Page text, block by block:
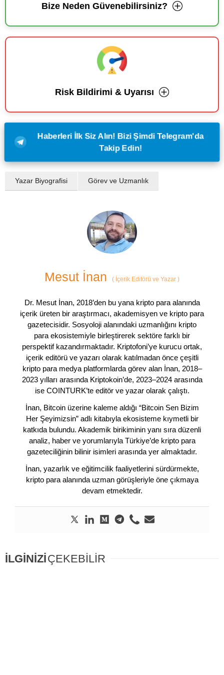
Bize Neden Güvenebilirsiniz?
Risk Bildirimi & Uyarısı
Haberleri İlk Siz Alın! Bizi Şimdi Telegram'da
Takip Edin!
Yazar Biyografisi Görev ve Uzmanlık
Mesut İnan ( İçerik Editörü ve Yazar )
Dr. Mesut İnan, 2018’den bu yana kripto para alanında
içerik üreten bir araştırmacı, akademisyen ve kripto para
gazetecisidir. Sosyoloji alanındaki uzmanlığını kripto
para ekosistemiyle birleştirerek sektöre farklı bir
perspektif kazandırmaktadır. Kriptofoni’ye kurucu ortak,
içerik editörü ve yazarı olarak katılmadan önce çeşitli
kripto para medya platformlarda görev alan İnan, 2018–
2023 yılları arasında Kriptokoin’de, 2023–2024 arasında
ise COINTURK’te editör ve yazar olarak çalıştı.
İnan, Bitcoin üzerine kaleme aldığı “Bitcoin Sen Bizim
Her Şeyimizsin” adlı kitabıyla ekosisteme kıymetli bir
katkıda bulundu. Akademik birikiminin yanı sıra düzenli
analiz, haber ve yorumlarıyla Türkiye’de kripto para
gazeteciliğinin bilinir isimleri arasında yer almaktadır.
İnan, yazarlık ve eğitimcilik faaliyetlerini sürdürmekte,
kripto para alanında uzman görüşleriyle öne çıkmaya
devam etmektedir.
İLGİNİZİÇEKEBİLİR